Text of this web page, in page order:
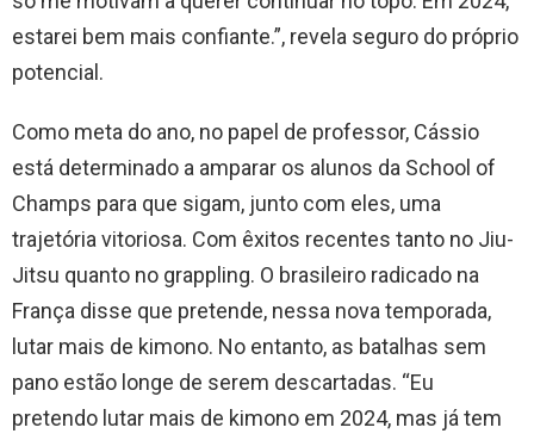
estarei bem mais confiante.”, revela seguro do próprio
potencial.
Como meta do ano, no papel de professor, Cássio
está determinado a amparar os alunos da School of
Champs para que sigam, junto com eles, uma
trajetória vitoriosa. Com êxitos recentes tanto no Jiu-
Jitsu quanto no grappling. O brasileiro radicado na
França disse que pretende, nessa nova temporada,
lutar mais de kimono. No entanto, as batalhas sem
pano estão longe de serem descartadas. “Eu
pretendo lutar mais de kimono em 2024, mas já tem